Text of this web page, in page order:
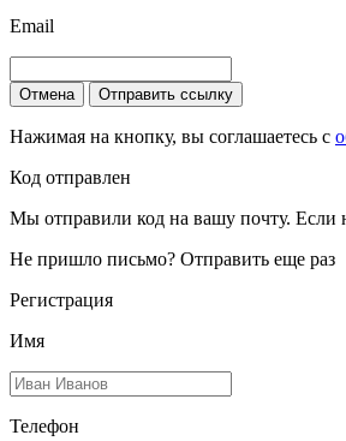
Email
Отмена Отправить ссылку
Нажимая на кнопку, вы соглашаетесь с
Код отправлен
Мы отправили код на вашу почту. Если
Не пришло письмо? Отправить еще раз
Регистрация
Имя
Телефон